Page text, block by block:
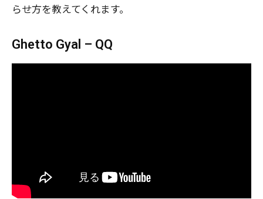
らせ方を教えてくれます。
Ghetto Gyal – QQ